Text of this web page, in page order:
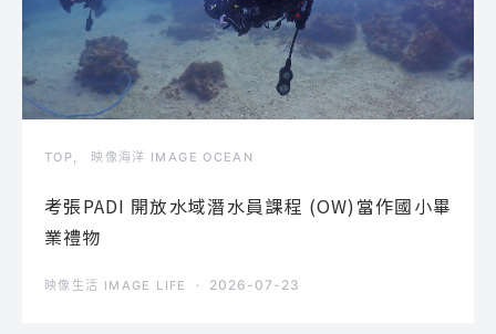
TOP 映像海洋 IMAGE OCEAN
考張PADI 開放水域潛水員課程 (OW)當作國小畢
業禮物
映像生活 IMAGE LIFE 2026-07-23